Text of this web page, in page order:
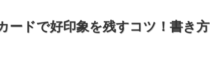
ードで好印象を残すコツ！書き方